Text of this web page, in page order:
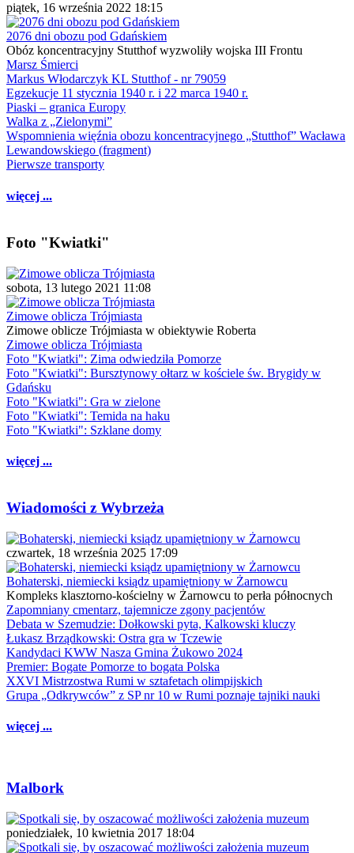
piątek, 16 września 2022 18:15
2076 dni obozu pod Gdańskiem
Obóz koncentracyjny Stutthof wyzwoliły wojska III Frontu
Marsz Śmierci
Markus Włodarczyk KL Stutthof - nr 79059
Egzekucje 11 stycznia 1940 r. i 22 marca 1940 r.
Piaski – granica Europy
Walka z „Zielonymi”
Wspomnienia więźnia obozu koncentracyjnego „Stutthof” Wacława
Lewandowskiego (fragment)
Pierwsze transporty
więcej ...
Foto "Kwiatki"
sobota, 13 lutego 2021 11:08
Zimowe oblicza Trójmiasta
Zimowe oblicze Trójmiasta w obiektywie Roberta
Zimowe oblicza Trójmiasta
Foto "Kwiatki": Zima odwiedziła Pomorze
Foto "Kwiatki": Bursztynowy ołtarz w kościele św. Brygidy w
Gdańsku
Foto "Kwiatki": Gra w zielone
Foto "Kwiatki": Temida na haku
Foto "Kwiatki": Szklane domy
więcej ...
Wiadomości z Wybrzeża
czwartek, 18 września 2025 17:09
Bohaterski, niemiecki ksiądz upamiętniony w Żarnowcu
Kompleks klasztorno-kościelny w Żarnowcu to perła północnych
Zapomniany cmentarz, tajemnicze zgony pacjentów
Debata w Szemudzie: Dołkowski pyta, Kalkowski kluczy
Łukasz Brządkowski: Ostra gra w Tczewie
Kandydaci KWW Nasza Gmina Żukowo 2024
Premier: Bogate Pomorze to bogata Polska
XXVI Mistrzostwa Rumi w sztafetach olimpijskich
Grupa „Odkrywców” z SP nr 10 w Rumi poznaje tajniki nauki
więcej ...
Malbork
poniedziałek, 10 kwietnia 2017 18:04